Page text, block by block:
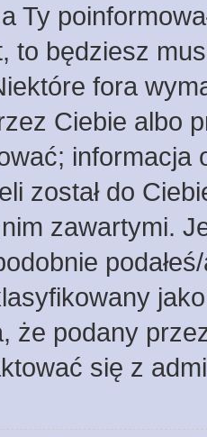
Ty
to będziesz
fora
Ciebie albo
został do
zawartymi.
że podany
się z